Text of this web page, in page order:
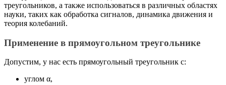
треугольников, а также использоваться в различных областях
науки, таких как обработка сигналов, динамика движения и
теория колебаний.
Применение в прямоугольном треугольнике
Допустим, у нас есть прямоугольный треугольник с:
углом α,